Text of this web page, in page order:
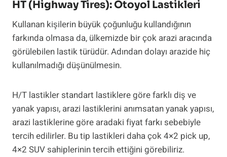
HT (Highway Tires): Otoyol Lastikleri
Kullanan kişilerin büyük çoğunluğu kullandığının
farkında olmasa da, ülkemizde bir çok arazi aracında
görülebilen lastik türüdür. Adından dolayı arazide hiç
kullanılmadığı düşünülmesin.
H/T lastikler standart lastiklere göre farklı diş ve
yanak yapısı, arazi lastiklerini anımsatan yanak yapısı,
arazi lastiklerine göre aradaki fiyat farkı sebebiyle
tercih edilirler. Bu tip lastikleri daha çok 4×2 pick up,
4×2 SUV sahiplerinin tercih ettiğini görebiliriz.